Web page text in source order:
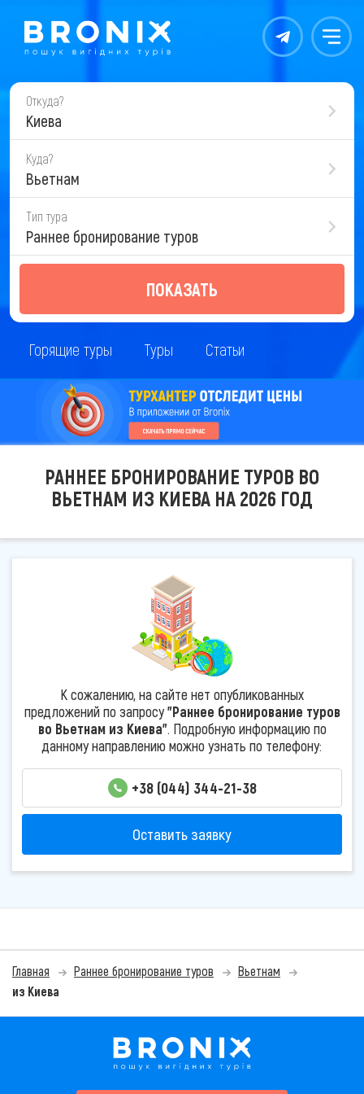
Контакты Меню
Откуда?
Киева
Куда?
Вьетнам
Тип тура
Раннее бронирование туров
ПОКАЗАТЬ
Горящие туры Туры Статьи
РАННЕЕ БРОНИРОВАНИЕ ТУРОВ ВО
ВЬЕТНАМ ИЗ КИЕВА НА 2026 ГОД
К сожалению, на сайте нет опубликованных
предложений по запросу"Раннее бронирование туров
во Вьетнам из Киева". Подробную информацию по
данному направлению можно узнать по телефону:
+38 (044) 344-21-38
Оставить заявку
Главная Раннее бронирование туров
Вьетнам
из Киева